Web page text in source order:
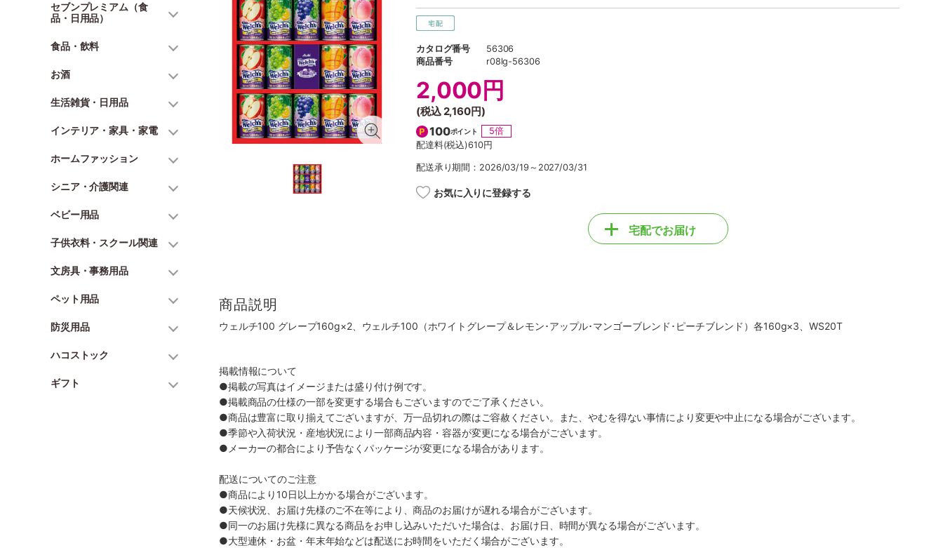
セブンプレミアム（食
品・日用品）
食品・飲料
お酒
生活雑貨・日用品
インテリア・家具・家電
ホームファッション
シニア・介護関連
ベビー用品
子供衣料・スクール関連
文房具・事務用品
ペット用品
防災用品
ハコストック
ギフト
カタログ番号
56306
商品番号
r08lg-56306
2,000円
(税込2,160円)
100ポイント
5倍
配達料(税込)610円
配送承り期間：2026/03/19～2027/03/31
お気に入りに登録する
宅配でお届け
商品説明
ウェルチ100 グレープ160g×2、ウェルチ100（ホワイトグレープ＆レモン･アップル･マンゴーブレンド･ピーチブレンド）各160g×3、WS20T
掲載情報について
●掲載の写真はイメージまたは盛り付け例です。
●掲載商品の仕様の一部を変更する場合もございますのでご了承ください。
●商品は豊富に取り揃えてございますが、万一品切れの際はご容赦ください。また、やむを得ない事情により変更や中止になる場合がございます。
●季節や入荷状況・産地状況により一部商品内容・容器が変更になる場合がございます。
●メーカーの都合により予告なくパッケージが変更になる場合があります。
配送についてのご注意
●商品により10日以上かかる場合がございます。
●天候状況、お届け先様のご不在等により、商品のお届けが遅れる場合がございます。
●同一のお届け先様に異なる商品をお申し込みいただいた場合は、お届け日、時間が異なる場合がございます。
●大型連休・お盆・年末年始などは配送にお時間をいただく場合がございます。